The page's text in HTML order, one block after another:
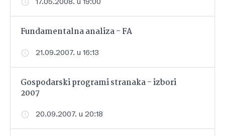
Fundamentalna analiza - FA
21.09.2007. u 16:13
Gospodarski programi stranaka - izbori
2007
20.09.2007. u 20:18